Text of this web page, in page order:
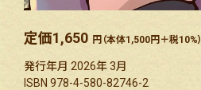
定価1,650 円（本体1,500円＋税10%）
発行年月 2026年 3月
ISBN 978-4-580-82746-2